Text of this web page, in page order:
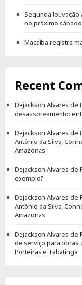
Segunda louvação
no próximo sábado
Macaíba registra
Recent
Dejackson Alvares de
desassoreamento:
Dejackson Alvares de
Antônio da Silva,
Amazonas
Dejackson Alvares de
exemplo?
Dejackson Alvares de
Antônio da Silva,
Amazonas
Dejackson Alvares de
de serviço para obras
Porteiras e Tabatinga